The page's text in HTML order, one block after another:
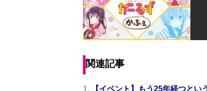
関連記事
【イベント】もう25年経つと